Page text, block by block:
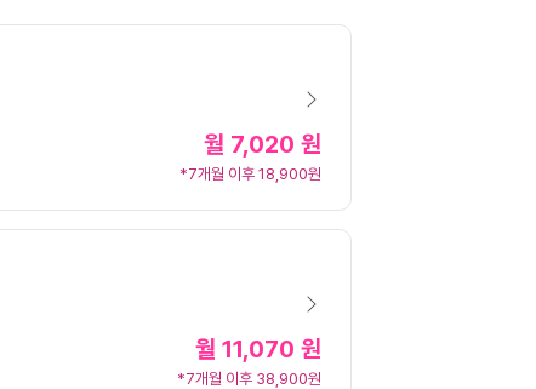
월 7,020 원
*7개월 이후 18,900원
월 11,070 원
*7개월 이후 38,900원